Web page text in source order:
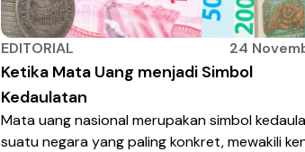
EDITORIAL 24
Ketika Mata Uang menjadi Simbol
Kedaulatan
Mata uang nasional merupakan simbol
suatu negara yang paling konkret, mewakili